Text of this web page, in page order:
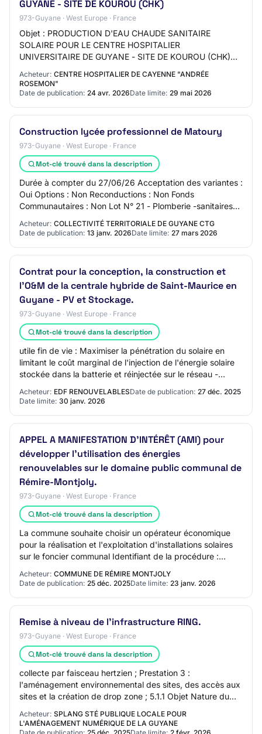
GUYANE - SITE DE KOUROU (CHK)
973-Guyane · West Europe · France
Objet : PRODUCTION D'EAU CHAUDE SANITAIRE
SOLAIRE POUR LE CENTRE HOSPITALIER
UNIVERSITAIRE DE GUYANE - SITE DE KOUROU (CHK)
Réference acheteur : CHU/2026_FCS_015 Type de marché
: Fournitures Procédur…
Acheteur: CENTRE HOSPITALIER DE CAYENNE "ANDRÉE
ROSEMON"
Date de publication: 24 avr. 2026Date limite: 29 mai 2026
Construction lycée professionnel de Matoury
973-Guyane · West Europe · France
Mot-clé trouvé dans la description
Durée à compter du 27/06/26 Acceptation des variantes :
Oui Options : Non Reconductions : Non Fonds
Communautaires : Non Lot N° 21 - Plomberie -sanitaires-
ECS - photovoltaïque - CPV 45332000 Plomberi…
Acheteur: COLLECTIVITÉ TERRITORIALE DE GUYANE CTG
Date de publication: 13 janv. 2026Date limite: 27 mars 2026
Contrat pour la conception, la construction et
l'O&M de la centrale hybride de Saint-Maurice en
Guyane - PV et Stockage.
973-Guyane · West Europe · France
Mot-clé trouvé dans la description
utile fin de vie : Maximiser la pénétration du solaire en
limitant le coût marginal de l'injection de l'énergie solaire
stockée dans la batterie et réinjectée sur le réseau -
Acheteur: EDF RENOUVELABLESDate de publication: 27 déc. 2025
Date limite: 30 janv. 2026
APPEL A MANIFESTATION D'INTÉRÊT (AMI) pour
développer l'utilisation des énergies
renouvelables sur le domaine public communal de
Rémire-Montjoly.
973-Guyane · West Europe · France
Mot-clé trouvé dans la description
La commune souhaite choisir un opérateur économique
pour la réalisation et l'exploitation d'installations solaires
sur le foncier communal Identifiant de la procédure :
a99e12c6-623a-4587-afbd-91ead5…
Acheteur: COMMUNE DE RÉMIRE MONTJOLY
Date de publication: 25 déc. 2025Date limite: 23 janv. 2026
Remise à niveau de l'infrastructure RING.
973-Guyane · West Europe · France
Mot-clé trouvé dans la description
collecte par faisceau hertzien ; Prestation 3 :
l'aménagement environnemental des sites, des accès aux
sites et la création de drop zone ; 5.1.1 Objet Nature du
marché : Fournitures Nomenclature prin…
Acheteur: SPLANG STÉ PUBLIQUE LOCALE POUR
L'AMÉNAGEMENT NUMÉRIQUE DE LA GUYANE